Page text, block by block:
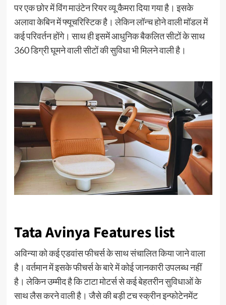
पर एक छोर में विंग माउंटेन रियर व्यू कैमरा दिया गया है। इसके
अलावा केबिन में फ्यूचरिस्टिक है। लेकिन लॉन्च होने वाली मॉडल में
कई परिवर्तन होंगे। साथ ही इसमें आधुनिक बैकलित सीटों के साथ
360 डिग्री घूमने वाली सीटों की सुविधा भी मिलने वाली है।
Tata Avinya Features list
अविन्या को कई एडवांस फीचर्स के साथ संचालित किया जाने वाला
है। वर्तमान में इसके फीचर्स के बारे में कोई जानकारी उपलब्ध नहीं
है। लेकिन उम्मीद है कि टाटा मोटर्स से कई बेहतरीन सुविधाओं के
साथ लैस करने वाली है। जैसे की बड़ी टच स्क्रीन इन्फोटेनमेंट